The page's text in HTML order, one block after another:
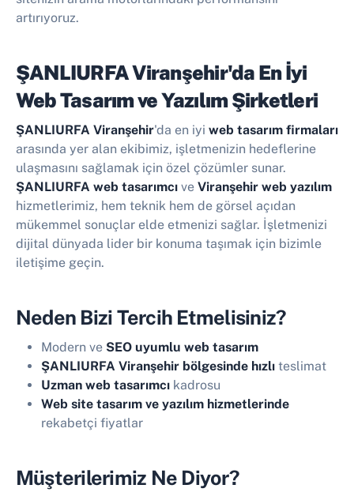
artırıyoruz.
ŞANLIURFA Viranşehir'da En İyi
Web Tasarım ve Yazılım Şirketleri
ŞANLIURFA Viranşehir'da en iyi web tasarım firmaları
arasında yer alan ekibimiz, işletmenizin hedeflerine
ulaşmasını sağlamak için özel çözümler sunar.
ŞANLIURFA web tasarımcı ve Viranşehir web yazılım
hizmetlerimiz, hem teknik hem de görsel açıdan
mükemmel sonuçlar elde etmenizi sağlar. İşletmenizi
dijital dünyada lider bir konuma taşımak için bizimle
iletişime geçin.
Neden Bizi Tercih Etmelisiniz?
Modern ve SEO uyumlu web tasarım
ŞANLIURFA Viranşehir bölgesinde hızlı teslimat
Uzman web tasarımcı kadrosu
Web site tasarım ve yazılım hizmetlerinde
rekabetçi fiyatlar
Müşterilerimiz Ne Diyor?